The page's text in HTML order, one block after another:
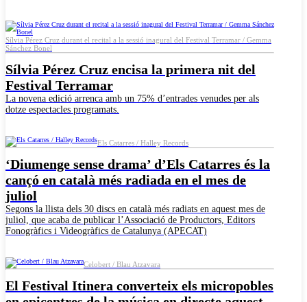
Sílvia Pérez Cruz durant el recital a la sessió inagural del Festival Terramar / Gemma
Sánchez Bonel
Sílvia Pérez Cruz encisa la primera nit del
Festival Terramar
La novena edició arrenca amb un 75% d’entrades venudes per als
dotze espectacles programats.
Els Catarres / Halley Records
‘Diumenge sense drama’ d’Els Catarres és la
cançó en català més radiada en el mes de
juliol
Segons la llista dels 30 discs en català més radiats en aquest mes de
juliol, que acaba de publicar l’Associació de Productors, Editors
Fonogràfics i Videogràfics de Catalunya (APECAT)
Celobert / Blau Atzavara
El Festival Itinera converteix els micropobles